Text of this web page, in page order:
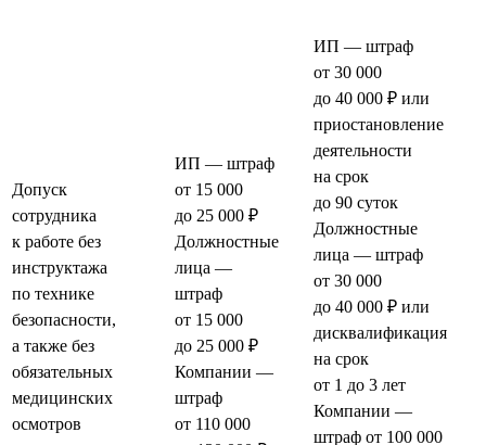
Допуск
сотрудника
к работе без
инструктажа
по технике
безопасности,
а также без
обязательных
медицинских
осмотров
ИП — штраф
от 15 000
до 25 000 ₽
Должностные
лица —
штраф
от 15 000
до 25 000 ₽
Компании —
штраф
от 110 000
ИП — штраф
от 30 000
до 40 000 ₽ или
приостановление
деятельности
на срок
до 90 суток
Должностные
лица — штраф
от 30 000
до 40 000 ₽ или
дисквалификация
на срок
от 1 до 3 лет
Компании —
штраф от 100 000